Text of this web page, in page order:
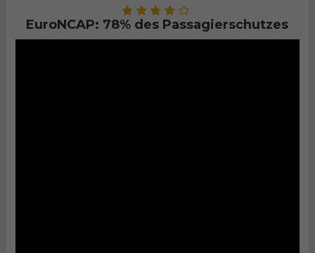
EuroNCAP: 78% des Passagierschutzes